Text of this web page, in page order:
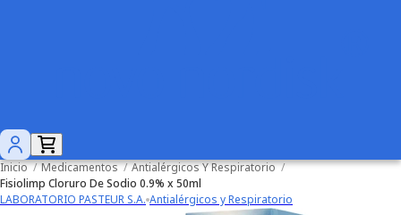
Inicio / Medicamentos / Antialérgicos Y Respiratorio /
Fisiolimp Cloruro De Sodio 0.9% x 50ml
LABORATORIO PASTEUR S.A. Antialérgicos y Respiratorio